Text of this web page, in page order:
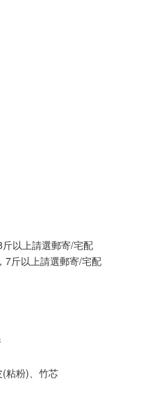
以上請選郵寄/宅配
7斤以上請選郵寄/宅配
粘粉)、竹芯